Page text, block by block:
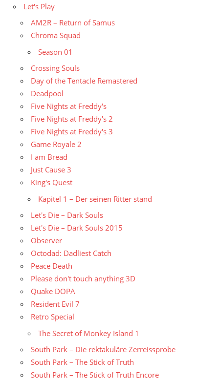
Let's Play
AM2R – Return of Samus
Chroma Squad
Season 01
Crossing Souls
Day of the Tentacle Remastered
Deadpool
Five Nights at Freddy's
Five Nights at Freddy's 2
Five Nights at Freddy's 3
Game Royale 2
I am Bread
Just Cause 3
King's Quest
Kapitel 1 – Der seinen Ritter stand
Let's Die – Dark Souls
Let's Die – Dark Souls 2015
Observer
Octodad: Dadliest Catch
Peace Death
Please don't touch anything 3D
Quake DOPA
Resident Evil 7
Retro Special
The Secret of Monkey Island 1
South Park – Die rektakuläre Zerreissprobe
South Park – The Stick of Truth
South Park – The Stick of Truth Encore